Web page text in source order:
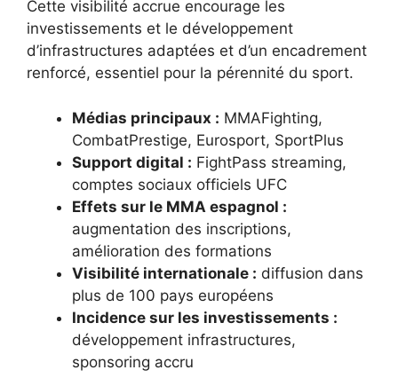
Cette visibilité accrue encourage les
investissements et le développement
d’infrastructures adaptées et d’un encadrement
renforcé, essentiel pour la pérennité du sport.
Médias principaux : MMAFighting,
CombatPrestige, Eurosport, SportPlus
Support digital : FightPass streaming,
comptes sociaux officiels UFC
Effets sur le MMA espagnol :
augmentation des inscriptions,
amélioration des formations
Visibilité internationale : diffusion dans
plus de 100 pays européens
Incidence sur les investissements :
développement infrastructures,
sponsoring accru